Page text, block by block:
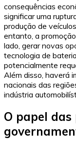
consequências
significar uma
produção de
entanto, a
lado, gerar novas
tecnologia de
potencialmente
Além disso, haverá
nacionais das
indústria
O papel